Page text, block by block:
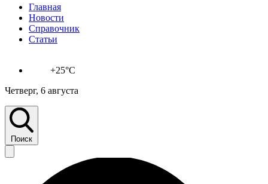
Главная
Новости
Справочник
Статьи
+25°C
Четверг, 6 августа
Поиск